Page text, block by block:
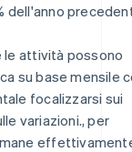
dell'anno
le attività possono
su base mensile
focalizzarsi sui
variazioni., per